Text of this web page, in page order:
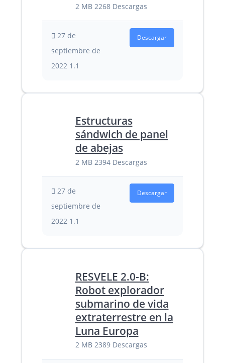
2 MB 2268 Descargas
27 de
septiembre de
2022 1.1
Descargar
Estructuras
sándwich de panel
de abejas
2 MB 2394 Descargas
27 de
septiembre de
2022 1.1
Descargar
RESVELE 2.0-B:
Robot explorador
submarino de vida
extraterrestre en la
Luna Europa
2 MB 2389 Descargas